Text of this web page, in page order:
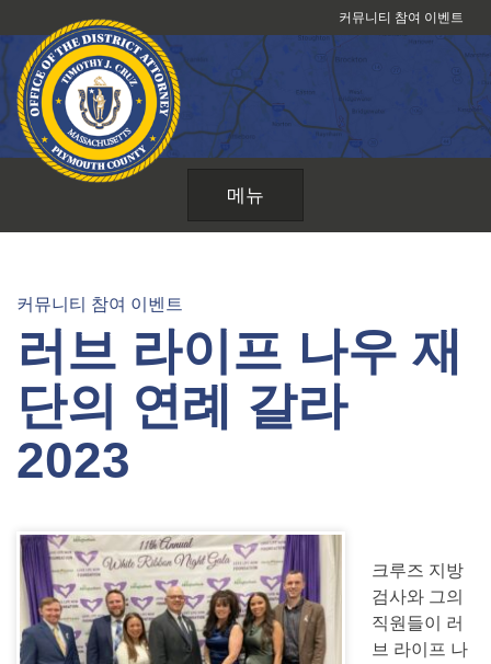
텐
츠
건
커뮤니티 참여 이벤트
메뉴
커뮤니티 참여 이벤트
러브 라이프 나우 재
단의 연례 갈라
2023
크루즈 지방
검사와 그의
직원들이 러
브 라이프 나